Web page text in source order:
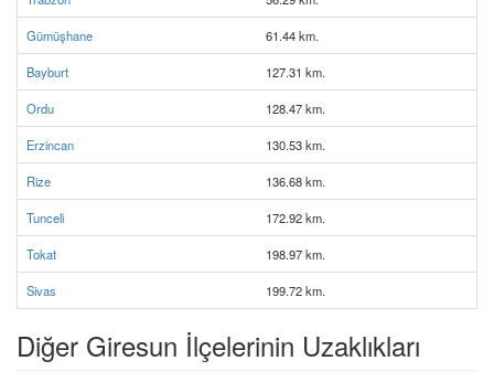
Gümüşhane 61.44 km.
Bayburt 127.31 km.
Ordu 128.47 km.
Erzincan 130.53 km.
Rize 136.68 km.
Tunceli 172.92 km.
Tokat 198.97 km.
Sivas 199.72 km.
Diğer Giresun İlçelerinin Uzaklıkları